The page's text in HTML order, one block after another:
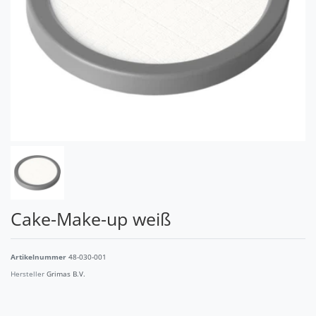
Cake-Make-up weiß
Artikelnummer 48-030-001
Hersteller Grimas B.V.